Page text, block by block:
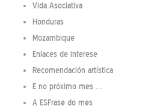
Vida Asociativa
Honduras
Mozambique
Enlaces de interese
Recomendación artística
E no próximo mes …
A ESFrase do mes